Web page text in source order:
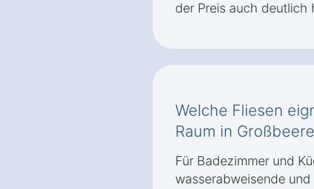
der Preis auch deutlich
Welche Fliesen
Raum in
Für Badezimmer und
wasserabweisende